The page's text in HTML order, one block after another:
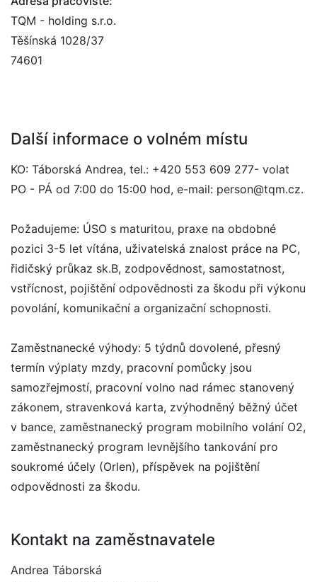
TQM - holding s.r.o.
Těšínská 1028/37
74601
Další informace o volném místu
KO: Táborská Andrea, tel.: +420 553 609 277- volat
PO - PÁ od 7:00 do 15:00 hod, e-mail: person@tqm.cz.
Požadujeme: ÚSO s maturitou, praxe na obdobné
pozici 3-5 let vítána, uživatelská znalost práce na PC,
řidičský průkaz sk.B, zodpovědnost, samostatnost,
vstřícnost, pojištění odpovědnosti za škodu při výkonu
povolání, komunikační a organizační schopnosti.
Zaměstnanecké výhody: 5 týdnů dovolené, přesný
termín výplaty mzdy, pracovní pomůcky jsou
samozřejmostí, pracovní volno nad rámec stanovený
zákonem, stravenková karta, zvýhodněný běžný účet
v bance, zaměstnanecký program mobilního volání O2,
zaměstnanecký program levnějšího tankování pro
soukromé účely (Orlen), příspěvek na pojištění
odpovědnosti za škodu.
Kontakt na zaměstnavatele
Andrea Táborská